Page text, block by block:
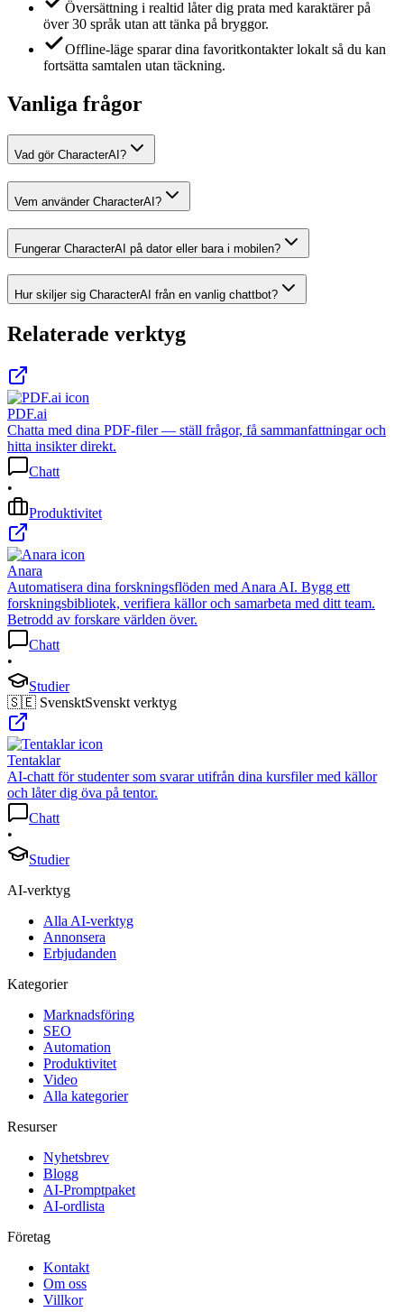
Översättning i realtid låter dig prata med karaktärer på
över 30 språk utan att tänka på bryggor.
Offline-läge sparar dina favoritkontakter lokalt så du kan
fortsätta samtalen utan täckning.
Vanliga frågor
Vad gör CharacterAI?
Vem använder CharacterAI?
Fungerar CharacterAI på dator eller bara i mobilen?
Hur skiljer sig CharacterAI från en vanlig chattbot?
Relaterade verktyg
PDF.ai
Chatta med dina PDF-filer — ställ frågor, få sammanfattningar och
hitta insikter direkt.
Chatt
•
Produktivitet
Anara
Automatisera dina forskningsflöden med Anara AI. Bygg ett
forskningsbibliotek, verifiera källor och samarbeta med ditt team.
Betrodd av forskare världen över.
Chatt
•
Studier
🇸🇪 SvensktSvenskt verktyg
Tentaklar
AI-chatt för studenter som svarar utifrån dina kursfiler med källor
och låter dig öva på tentor.
Chatt
•
Studier
AI-verktyg
Alla AI-verktyg
Annonsera
Erbjudanden
Kategorier
Marknadsföring
SEO
Automation
Produktivitet
Video
Alla kategorier
Resurser
Nyhetsbrev
Blogg
AI-Promptpaket
AI-ordlista
Företag
Kontakt
Om oss
Villkor